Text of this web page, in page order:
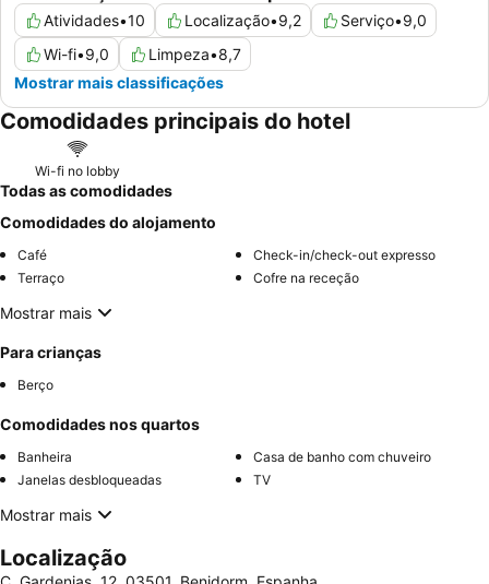
Atividades•10 Localização•9,2 Serviço•9,0
Wi-fi•9,0 Limpeza•8,7
Mostrar mais classificações
Comodidades principais do hotel
Wi-fi no lobby
Todas as comodidades
Comodidades do alojamento
Café
Check-in/check-out expresso
Terraço
Cofre na receção
Mostrar mais
Para crianças
Berço
Comodidades nos quartos
Banheira
Casa de banho com chuveiro
Janelas desbloqueadas
TV
Mostrar mais
Localização